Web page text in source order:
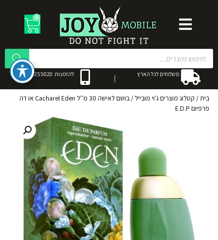
0
משלוחים לכל הארץ להזמנות: 053-3255020
בית/ קטלוג מוצרים ג'וי מובייל /
בושם לאישה 30 מ''ל Cacharel Eden או דה
פרפיום‏ E.D.P